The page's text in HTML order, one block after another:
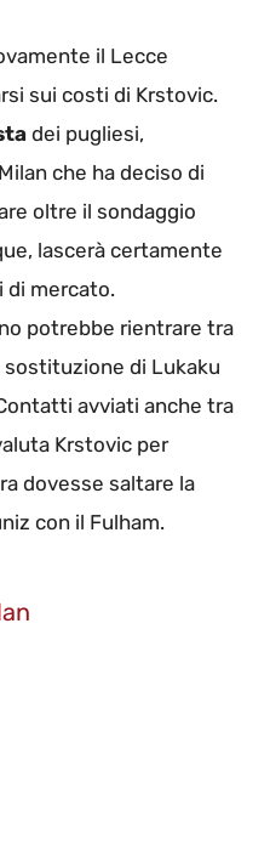
il Lecce
sui costi di Krstovic.
dei pugliesi,
che ha deciso di
oltre il sondaggio
lascerà certamente
di mercato.
potrebbe rientrare tra
sostituzione di Lukaku
avviati anche tra
Krstovic per
dovesse saltare la
con il Fulham.